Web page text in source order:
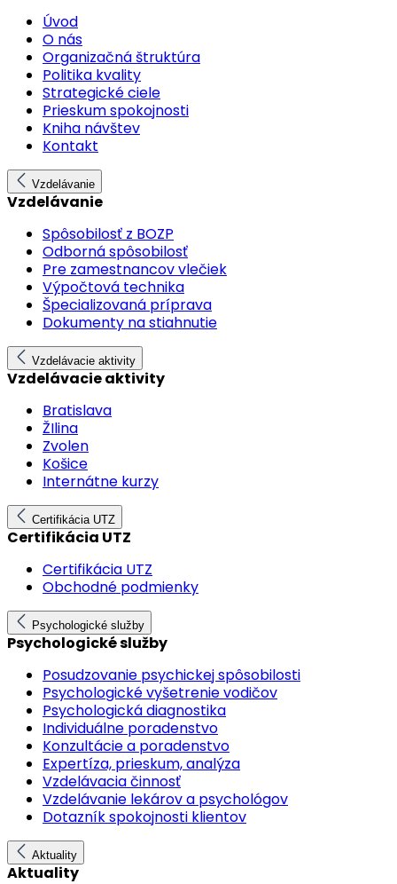
Úvod
O nás
Organizačná štruktúra
Politika kvality
Strategické ciele
Prieskum spokojnosti
Kniha návštev
Kontakt
Vzdelávanie
Vzdelávanie
Spôsobilosť z BOZP
Odborná spôsobilosť
Pre zamestnancov vlečiek
Výpočtová technika
Špecializovaná príprava
Dokumenty na stiahnutie
Vzdelávacie aktivity
Vzdelávacie aktivity
Bratislava
ŽIlina
Zvolen
Košice
Internátne kurzy
Certifikácia UTZ
Certifikácia UTZ
Certifikácia UTZ
Obchodné podmienky
Psychologické služby
Psychologické služby
Posudzovanie psychickej spôsobilosti
Psychologické vyšetrenie vodičov
Psychologická diagnostika
Individuálne poradenstvo
Konzultácie a poradenstvo
Expertíza, prieskum, analýza
Vzdelávacia činnosť
Vzdelávanie lekárov a psychológov
Dotazník spokojnosti klientov
Aktuality
Aktuality